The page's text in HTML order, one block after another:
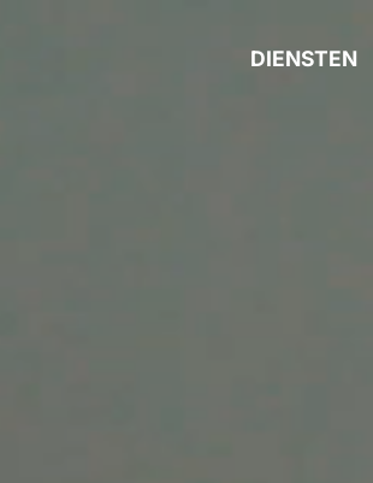
DIENSTEN